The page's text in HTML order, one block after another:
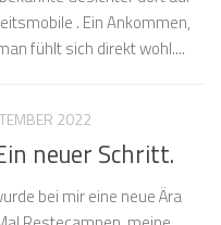
. Ein Ankommen,
fühlt sich direkt wohl....
2022
neuer Schritt.
bei mir eine neue Ära